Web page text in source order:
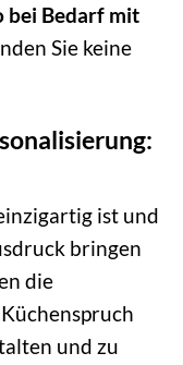
bei Bedarf mit
Sie keine
ist und
bringen
die
und zu